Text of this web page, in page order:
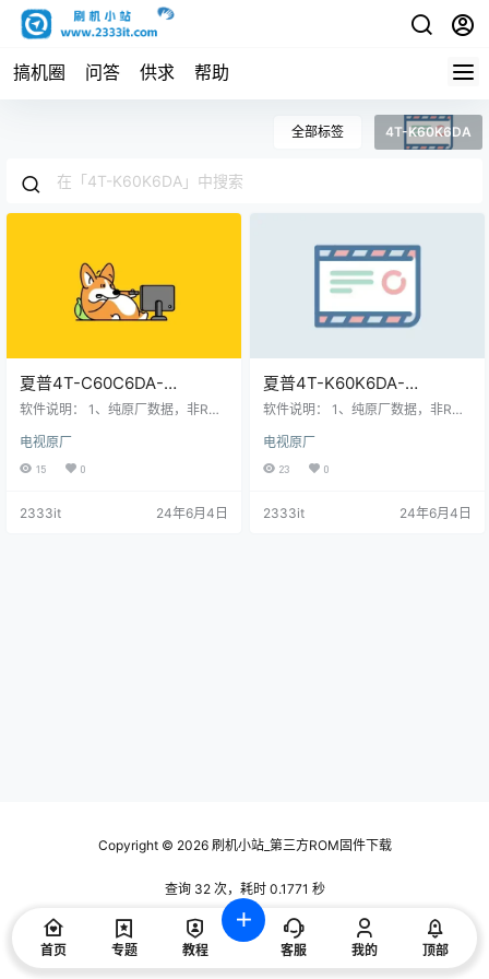
搞机圈 问答 供求 帮助
全部标签 4T-K60K6DA
夏普4T-C60C6DA-
C65C6DA-C70C6DA-
V4.004.210709智能电视系
统刷机数据固件升级包
软件说明： 1、纯原厂数据，非ROO
2、刷机有风险也有乐趣，一切源于
刷机导致后果自负，本网站概不负
删除，谢谢合作！ 刷机包内包含对
电视原厂
15 0
2333it 24年6月4日
夏普4T-K60K6DA-
K65K6DA-K70K6DA-
V4.004.210709智能电视系
统刷机数据固件升级包
软件说明： 1、纯原厂数据，非ROO
2、刷机有风险也有乐趣，一切源于
刷机导致后果自负，本网站概不负
删除，谢谢合作！ 刷机包内包含对
电视原厂
23 0
2333it 24年6月4日
Copyright © 2026刷机小站_第三方ROM固件下载
查询 32 次，耗时 0.1771 秒
首页 专题 教程 客服 我的 顶部